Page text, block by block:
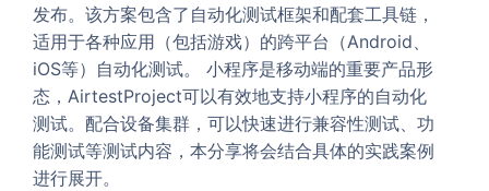
发布。该方案包含了自动化测试框架和配套工具链，
适用于各种应用（包括游戏）的跨平台（Android、
iOS等）自动化测试。 小程序是移动端的重要产品形
态，AirtestProject可以有效地支持小程序的自动化
测试。配合设备集群，可以快速进行兼容性测试、功
能测试等测试内容，本分享将会结合具体的实践案例
进行展开。